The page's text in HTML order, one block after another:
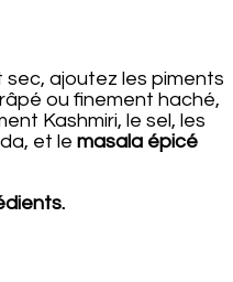
ajoutez les piments
ou finement haché,
Kashmiri, le sel, les
et le masala épicé